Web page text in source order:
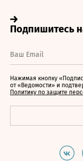
Нажимая кнопку
от «Ведомости» и
Политику по защите